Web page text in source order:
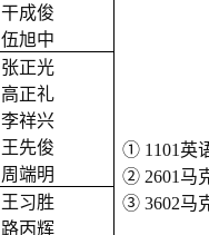
干成俊
伍旭中
① 1101英
② 2601马
③ 3602马
张正光
高正礼
李祥兴
王先俊
周端明
王习胜
路丙辉